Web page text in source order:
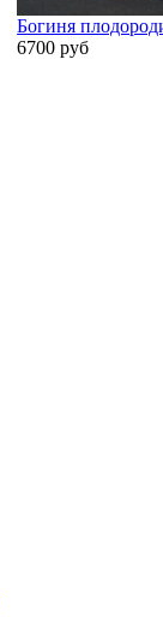
Богиня
6700 руб